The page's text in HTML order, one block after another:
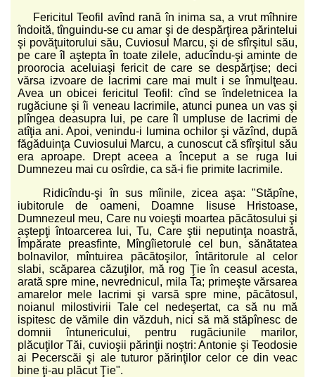
Fericitul Teofil avînd rană în inima sa, a vrut mîhnire
îndoită, tînguindu-se cu amar şi de despărţirea părintelui
şi povăţuitorului său, Cuviosul Marcu, şi de sfîrşitul său,
pe care îl aştepta în toate zilele, aducîndu-şi aminte de
proorocia aceluiaşi fericit de care se despărţise; deci
vărsa izvoare de lacrimi care mai mult i se înmulţeau.
Avea un obicei fericitul Teofil: cînd se îndeletnicea la
rugăciune şi îi veneau lacrimile, atunci punea un vas şi
plîngea deasupra lui, pe care îl umpluse de lacrimi de
atîţia ani. Apoi, venindu-i lumina ochilor şi văzînd, după
făgăduinţa Cuviosului Marcu, a cunoscut că sfîrşitul său
era aproape. Drept aceea a început a se ruga lui
Dumnezeu mai cu osîrdie, ca să-i fie primite lacrimile.
Ridicîndu-şi în sus mîinile, zicea aşa: "Stăpîne,
iubitorule de oameni, Doamne Iisuse Hristoase,
Dumnezeul meu, Care nu voieşti moartea păcătosului şi
aştepţi întoarcerea lui, Tu, Care ştii neputinţa noastră,
Împărate preasfinte, Mîngîietorule cel bun, sănătatea
bolnavilor, mîntuirea păcătoşilor, întăritorule al celor
slabi, scăparea căzuţilor, mă rog Ţie în ceasul acesta,
arată spre mine, nevrednicul, mila Ta; primeşte vărsarea
amarelor mele lacrimi şi varsă spre mine, păcătosul,
noianul milostivirii Tale cel nedeşertat, ca să nu mă
ispitesc de vămile din văzduh, nici să mă stăpînesc de
domnii întunericului, pentru rugăciunile marilor,
plăcuţilor Tăi, cuvioşii părinţii noştri: Antonie şi Teodosie
ai Pecerscăi şi ale tuturor părinţilor celor ce din veac
bine ţi-au plăcut Ţie".